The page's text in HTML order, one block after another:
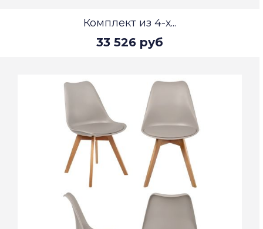
Комплект из 4-х...
33 526 руб